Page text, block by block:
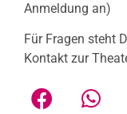
Anmeldung an)
Für Fragen steht
Kontakt zur